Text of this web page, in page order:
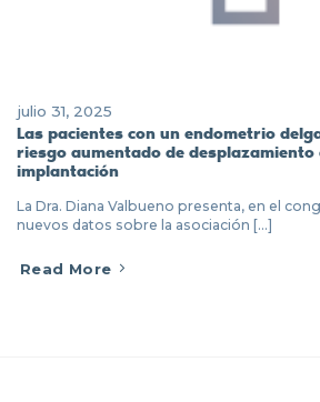
julio 31, 2025
Las pacientes con un endometrio
riesgo aumentado de desplazamiento
implantación
La Dra. Diana Valbueno presenta, en el
nuevos datos sobre la asociación [...]
Read More